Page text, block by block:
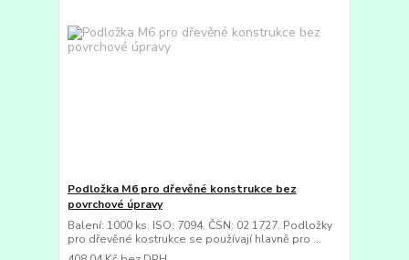
Podložka M6 pro dřevěné konstrukce bez
povrchové úpravy
Balení: 1000 ks. ISO: 7094. ČSN: 02 1727. Podložky
pro dřevěné kostrukce se používají hlavně pro ...